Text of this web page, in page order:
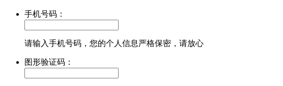
手机号码：
请输入手机号码，您的个人信息严格保密，请放心
图形验证码：